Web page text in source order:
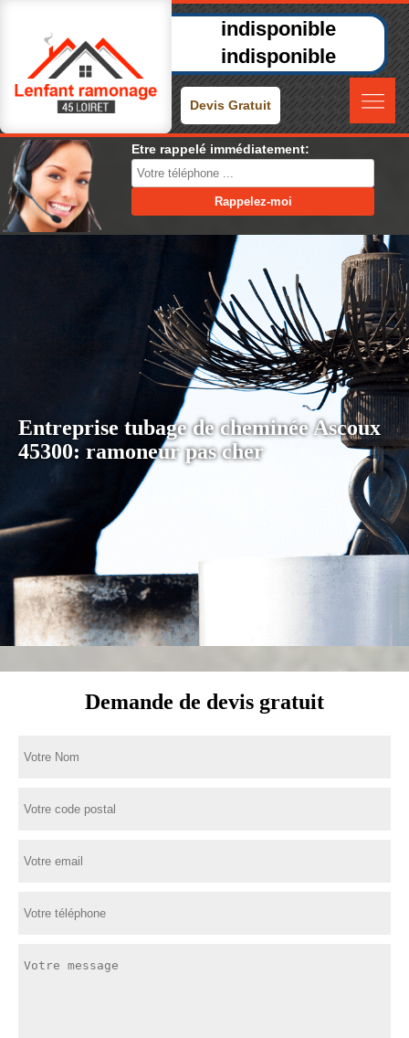
indisponible
indisponible
Devis Gratuit
Etre rappelé immédiatement:
Entreprise tubage de cheminée Ascoux
45300: ramoneur pas cher
Demande de devis gratuit